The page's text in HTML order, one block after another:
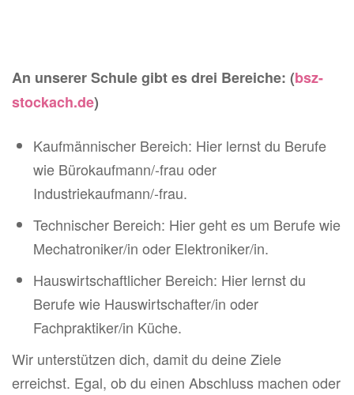
An unserer Schule gibt es drei Bereiche: (bsz-
stockach.de)
Kaufmännischer Bereich: Hier lernst du Berufe
wie Bürokaufmann/-frau oder
Industriekaufmann/-frau.
Technischer Bereich: Hier geht es um Berufe wie
Mechatroniker/in oder Elektroniker/in.
Hauswirtschaftlicher Bereich: Hier lernst du
Berufe wie Hauswirtschafter/in oder
Fachpraktiker/in Küche.
Wir unterstützen dich, damit du deine Ziele
erreichst. Egal, ob du einen Abschluss machen oder